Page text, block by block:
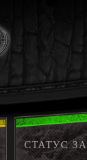
СТАТУС